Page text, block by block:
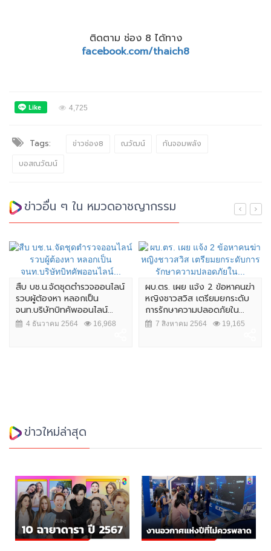
ติดตาม ช่อง 8 ได้ทาง
facebook.com/thaich8
4,725
Tags: ข่าวช่อง8 ณวัฒน์
กันจอมพลัง
บอสณวัฒน์
ข่าวอื่น ๆ ใน หมวดอาชญากรรม
สืบ บช.น.จัดชุดตำรวจออนไลน์
รวบผู้ต้องหา หลอกเป็น
จนท.บริษัทบิทคัพออนไลน์...
4 ธันวาคม 2564 16,968
ผบ.ตร. เผย แจ้ง 2 ข้อหาคนฆ่า
หญิงชาวสวิส เตรียมยกระดับ
การรักษาความปลอดภัยใน...
7 สิงหาคม 2564 19,165
ข่าวใหม่ล่าสุด